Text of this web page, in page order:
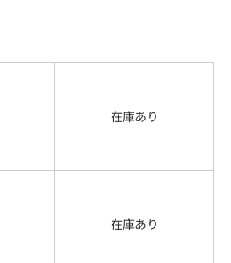
在庫あり
在庫あり